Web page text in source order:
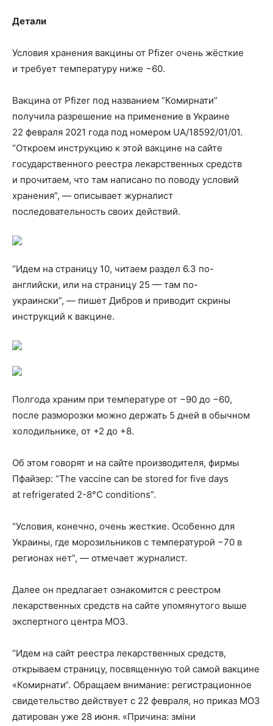
Детали
Условия хранения вакцины от Pfizer очень жёсткие
и требует температуру ниже −60.
Вакцина от Pfizer под названием “Комирнати”
получила разрешение на применение в Украине
22 февраля 2021 года под номером UA/18592/01/01.
“Откроем инструкцию к этой вакцине на сайте
государственного реестра лекарственных средств
и прочитаем, что там написано по поводу условий
хранения”, — описывает журналист
последовательность своих действий.
“Идем на страницу 10, читаем раздел 6.3 по-
английски, или на страницу 25 — там по-
украински”, — пишет Дибров и приводит скрины
инструкций к вакцине.
Полгода храним при температуре от −90 до −60,
после разморозки можно держать 5 дней в обычном
холодильнике, от +2 до +8.
Об этом говорят и на сайте производителя, фирмы
Пфайзер: “The vaccine can be stored for five days
at refrigerated 2-8°C conditions”.
“Условия, конечно, очень жесткие. Особенно для
Украины, где морозильников с температурой −70 в
регионах нет”, — отмечает журналист.
Далее он предлагает ознакомится с реестром
лекарственных средств на сайте упомянутого выше
экспертного центра МОЗ.
“Идем на сайт реестра лекарственных средств,
открываем страницу, посвященную той самой вакцине
«Комирнати“. Обращаем внимание: регистрационное
свидетельство действует с 22 февраля, но приказ МОЗ
датирован уже 28 июня. «Причина: зміни